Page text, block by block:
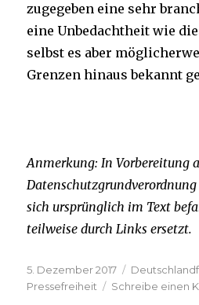
zugegeben eine sehr
eine Unbedachtheit wie
selbst es aber
Grenzen hinaus bekannt
Anmerkung: In Vorbereitung
sich ursprünglich im Text
teilweise durch Links ersetzt.
Veröffentlicht
am
5. Dezember 2017 Kategorien
Pressefreiheit
Schreibe einen